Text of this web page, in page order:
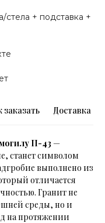
стела + подставка +
заказать Доставка
П-43 —
станет символом
выполнено из
отличается
Гранит не
среды, но и
на протяжении